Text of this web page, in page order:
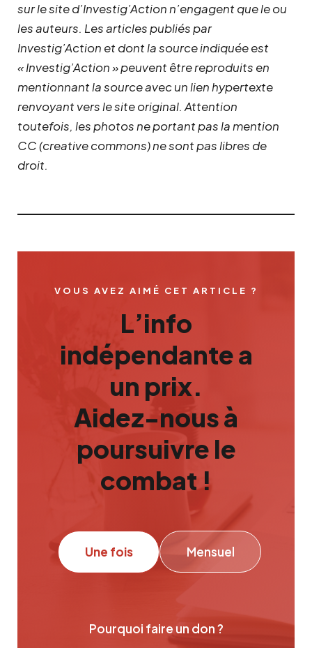
sur le site d’Investig’Action n’engagent que le ou
les auteurs. Les articles publiés par
Investig’Action et dont la source indiquée est
« Investig’Action » peuvent être reproduits en
mentionnant la source avec un lien hypertexte
renvoyant vers le site original. Attention
toutefois, les photos ne portant pas la mention
CC (creative commons) ne sont pas libres de
droit.
VOUS AVEZ AIMÉ CET ARTICLE ?
L’info
indépendante a
un prix.
Aidez-nous à
poursuivre le
combat !
Une fois Mensuel
Pourquoi faire un don ?